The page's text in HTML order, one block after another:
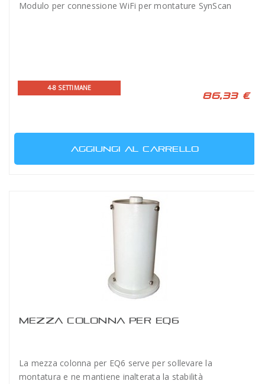
Modulo per connessione WiFi per montature SynScan
4-8 SETTIMANE
86,33 €
AGGIUNGI AL CARRELLO
MEZZA COLONNA PER EQ6
La mezza colonna per EQ6 serve per sollevare la
montatura e ne mantiene inalterata la stabilità